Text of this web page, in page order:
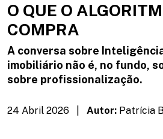
trabalho, estamos a perder
recursos mais valiosos: os
outras economias.
O QUE O
COMPRA
A conversa sobre
imobiliário não é, no fundo,
sobre profissionalização.
24 Abril 2026 | Autor: Patrícia